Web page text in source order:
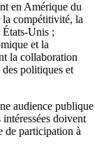
en Amérique du
la compétitivité, la
Unis ;
et la
la collaboration
politiques et
audience publique
doivent
de participation à